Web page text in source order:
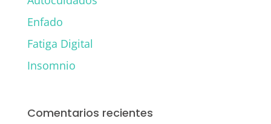
Enfado
Fatiga Digital
Insomnio
Comentarios recientes